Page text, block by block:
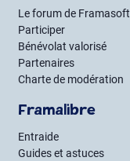
Le forum de Framasoft
Participer
Bénévolat valorisé
Partenaires
Charte de modération
Framalibre
Entraide
Guides et astuces